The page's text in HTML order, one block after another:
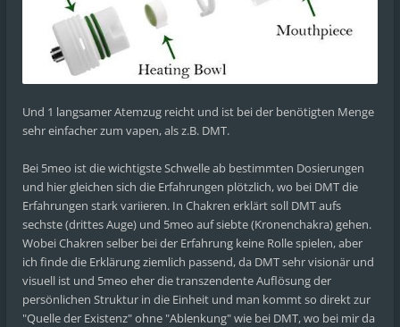
Und 1 langsamer Atemzug reicht und ist bei der benötigten Menge
sehr einfacher zum vapen, als z.B. DMT.
Bei 5meo ist die wichtigste Schwelle ab bestimmten Dosierungen
und hier gleichen sich die Erfahrungen plötzlich, wo bei DMT die
Erfahrungen stark variieren. In Chakren erklärt soll DMT aufs
sechste (drittes Auge) und 5meo auf siebte (Kronenchakra) gehen.
Wobei Chakren selber bei der Erfahrung keine Rolle spielen, aber
ich finde die Erklärung ziemlich passend, da DMT sehr visionär und
visuell ist und 5meo eher die transzendente Auflösung der
persönlichen Struktur in die Einheit und man kommt so direkt zur
"Quelle der Existenz" ohne "Ablenkung" wie bei DMT, wo bei mir da